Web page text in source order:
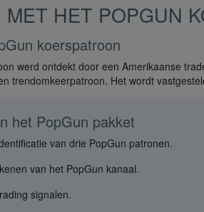
HET POPGUN
koerspatroon
werd ontdekt door een Amerikaanse
trendomkeerpatroon. Het wordt
het PopGun pakket
van drie PopGun patronen.
van het PopGun kanaal.
signalen.